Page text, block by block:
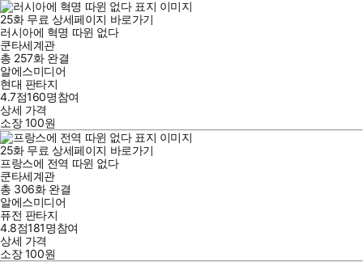
25화 무료 상세페이지 바로가기
러시아에 혁명 따윈 없다
쿤타세계관
총 257화 완결
알에스미디어
현대 판타지
4.7점160명참여
상세 가격
소장100원
25화 무료 상세페이지 바로가기
프랑스에 전역 따윈 없다
쿤타세계관
총 306화 완결
알에스미디어
퓨전 판타지
4.8점181명참여
상세 가격
소장100원